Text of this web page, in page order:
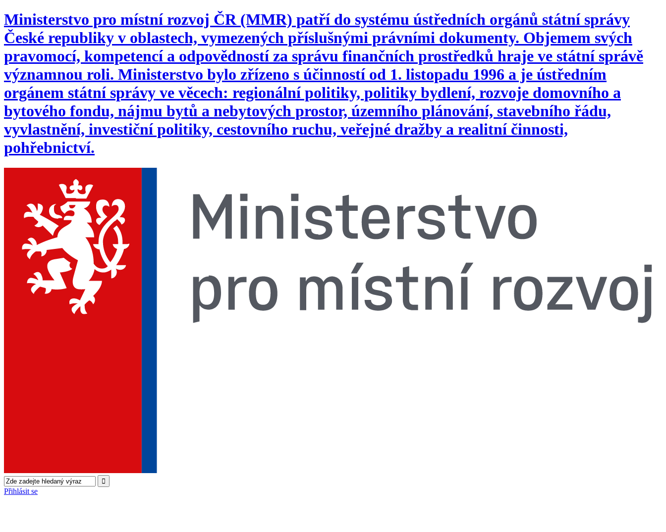
Ministerstvo pro místní rozvoj ČR (MMR) patří do systému ústředních orgánů státní správy
České republiky v oblastech, vymezených příslušnými právními dokumenty. Objemem svých
pravomocí, kompetencí a odpovědností za správu finančních prostředků hraje ve státní správě
významnou roli. Ministerstvo bylo zřízeno s účinností od 1. listopadu 1996 a je ústředním
orgánem státní správy ve věcech: regionální politiky, politiky bydlení, rozvoje domovního a
bytového fondu, nájmu bytů a nebytových prostor, územního plánování, stavebního řádu,
vyvlastnění, investiční politiky, cestovního ruchu, veřejné dražby a realitní činnosti,
pohřebnictví.
Přihlásit se